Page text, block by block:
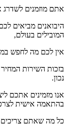
אתם מוזמנים
היבואנים מביאים
המובילים בעולם,
אין לכם מה לחפש
בזכות השירות המחיר
נכון.
אנו מזמינים אתכם
בהתאמה אישית
כל מה שאתם צריכים